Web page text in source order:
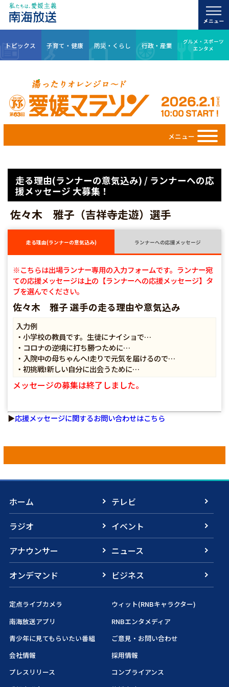
トピックス 子育て・健康 防災・くらし 行政・産業
グルメ・スポーツ
エンタメ
メニュー
走る理由(ランナーの意気込み) / ランナーへの応
援メッセージ 大募集！
佐々木 雅子（吉祥寺走遊）選手
走る理由(ランナーの意気込み) ランナーへの応援メッセージ
※こちらは出場ランナー専用の入力フォームです。ランナー宛
ての応援メッセージは上の【ランナーへの応援メッセージ】タ
ブを選んでください。
佐々木 雅子 選手の走る理由や意気込み
入力例
・小学校の教員です。生徒にナイショで…
・コロナの逆境に打ち勝つために…
・入院中の母ちゃんへ!走りで元気を届けるので…
・初挑戦!新しい自分に出会うために…
メッセージの募集は終了しました。
▶応援メッセージに関するお問い合わせはこちら
ホーム
テレビ
ラジオ
イベント
アナウンサー
ニュース
オンデマンド
ビジネス
定点ライブカメラ
ウィット(RNBキャラクター)
南海放送アプリ
RNBエンタメディア
青少年に見てもらいたい番組
ご意見・お問い合わせ
会社情報
採用情報
プレスリリース
コンプライアンス